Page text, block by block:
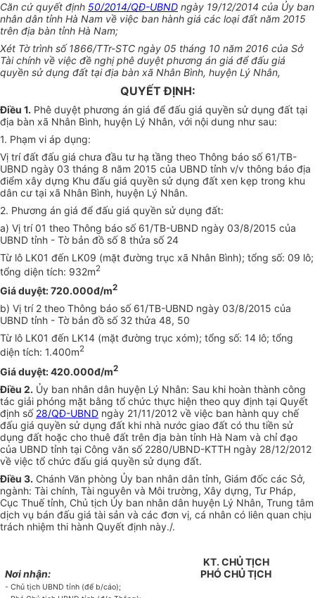
Căn cứ quyết định 50/2014/QĐ-UBND ngày 19/12/2014 của Ủy ban
nhân dân tỉnh Hà Nam về việc ban hành giá các loại đất năm 2015
trên địa bàn tỉnh Hà Nam;
Xét Tờ trình số 1866/TTr-STC ngày 05 tháng 10 năm 2016 của Sở
Tài chính về việc đề nghị phê duyệt phương án giá để đấu giá
quyền sử dụng đất tại địa bàn xã Nhân Bình, huyện Lý Nhân,
QUYẾT ĐỊNH:
Điều 1. Phê duyệt phương án giá để đấu giá quyền sử dụng đất tại
địa bàn xã Nhân Bình, huyện Lý Nhân, với nội dung như sau:
1. Phạm vi áp dụng:
Vị trí đất đấu giá chưa đầu tư hạ tầng theo Thông báo số 61/TB-
UBND ngày 03 tháng 8 năm 2015 của UBND tỉnh v/v thông báo địa
điểm xây dựng Khu đấu giá quyền sử dụng đất xen kẹp trong khu
dân cư tại xã Nhân Bình, huyện Lý Nhân.
2. Phương án giá để đấu giá quyền sử dụng đất:
a) Vị trí 01 theo Thông báo số 61/TB-UBND ngày 03/8/2015 của
UBND tỉnh - Tờ bản đồ số 8 thửa số 24
Từ lô LK01 đến LK09 (mặt đường trục xã Nhân Bình); tổng số: 09 lô;
tổng diện tích: 932m2
Giá duyệt: 720.000đ/m2
b) Vị trí 2 theo Thông báo số 61/TB-UBND ngày 03/8/2015 của
UBND tỉnh - Tờ bản đồ số 32 thửa 48, 50
Từ lô LK01 đến LK14 (mặt đường trục xóm); tổng số: 14 lô; tổng
diện tích: 1.400m2
Giá duyệt: 420.000đ/m2
Điều 2. Ủy ban nhân dân huyện Lý Nhân: Sau khi hoàn thành công
tác giải phóng mặt bằng tổ chức thực hiện theo quy định tại Quyết
định số 28/QĐ-UBND ngày 21/11/2012 về việc ban hành quy chế
đấu giá quyền sử dụng đất khi nhà nước giao đất có thu tiền sử
dụng đất hoặc cho thuê đất trên địa bàn tỉnh Hà Nam và chỉ đạo
của UBND tỉnh tại Công văn số 2280/UBND-KTTH ngày 28/12/2012
về việc tổ chức đấu giá quyền sử dụng đất.
Điều 3. Chánh Văn phòng Ủy ban nhân dân tỉnh, Giám đốc các Sở,
ngành: Tài chính, Tài nguyên và Môi trường, Xây dựng, Tư Pháp,
Cục Thuế tỉnh, Chủ tịch Ủy ban nhân dân huyện Lý Nhân, Trung tâm
dịch vụ bán đấu giá tài sản và các đơn vị, cá nhân có liên quan chịu
trách nhiệm thi hành Quyết định này./.
Nơi nhận:
- Chủ tịch UBND tỉnh (để b/cáo);
KT. CHỦ TỊCH
PHÓCHỦ TỊCH